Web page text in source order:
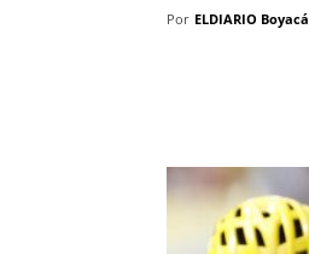
Por ELDIARIO Boyacá